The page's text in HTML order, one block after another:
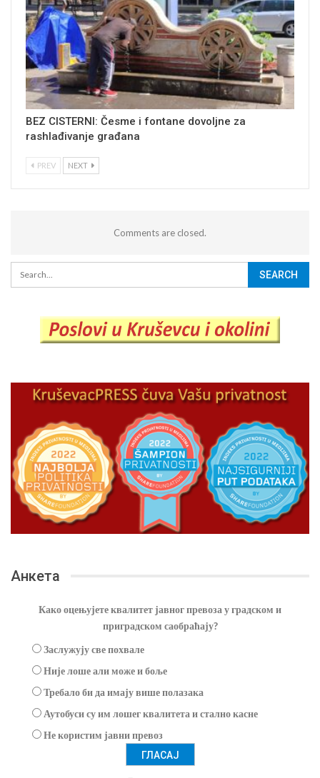
BEZ CISTERNI: Česme i fontane dovoljne za
rashlađivanje građana
PREV NEXT
Comments are closed.
Анкета
Како оцењујете квалитет јавног превоза у градском и
приградском саобраћају?
Заслужују све похвале
Није лоше али може и боље
Требало би да имају више полазака
Аутобуси су им лошег квалитета и стално касне
Не користим јавни превоз